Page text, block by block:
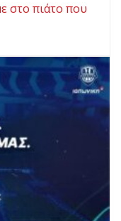
στο πιάτο που